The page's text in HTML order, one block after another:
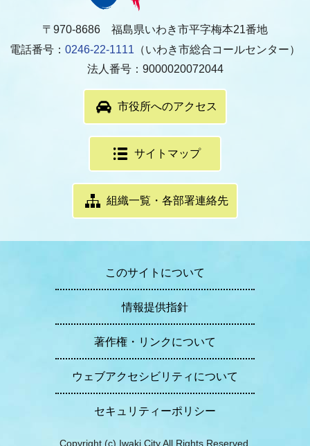
〒970-8686 福島県いわき市平字梅本21番地
電話番号： 0246-22-1111 （いわき市総合コールセンター）
法人番号：9000020072044
市役所へのアクセス
サイトマップ
組織一覧・各部署連絡先
このサイトについて
情報提供指針
著作権・リンクについて
ウェブアクセシビリティについて
セキュリティーポリシー
Copyright (c) Iwaki City All Rights Reserved.